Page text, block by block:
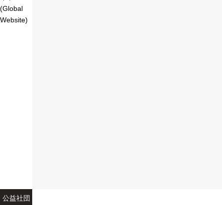
(Global
Website)
公益社団